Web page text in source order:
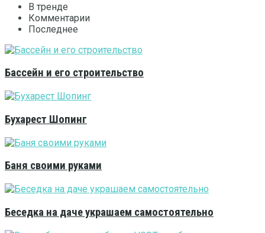
В тренде
Комментарии
Последнее
Бассейн и его строительство
Бухарест Шопинг
Баня своими руками
Беседка на даче украшаем самостоятельно